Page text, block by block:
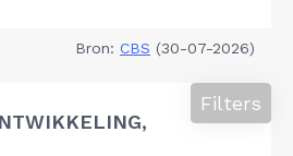
Bron: CBS (30-07-2026)
Filters